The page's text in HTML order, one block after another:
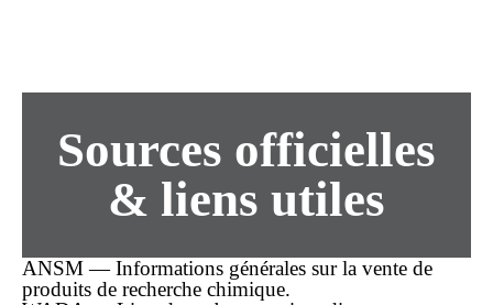
Sources officielles
& liens utiles
ANSM — Informations générales sur la vente de
produits de recherche chimique.